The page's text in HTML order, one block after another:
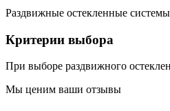
Раздвижные остекленные
Критерии выбора
При выборе раздвижного
Мы ценим ваши отзывы